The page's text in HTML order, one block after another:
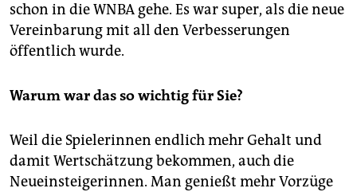
schon in die WNBA gehe. Es war super, als die neue
Vereinbarung mit all den Verbesserungen
öffentlich wurde.
Warum war das so wichtig für Sie?
Weil die Spielerinnen endlich mehr Gehalt und
damit Wertschätzung bekommen, auch die
Neueinsteigerinnen. Man genießt mehr Vorzüge